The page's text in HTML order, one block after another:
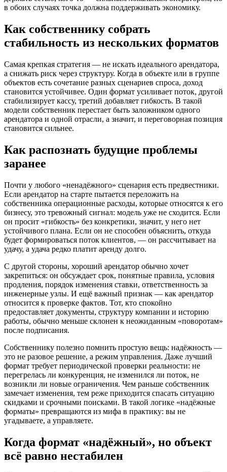
в обоих случаях точка должна поддерживать экономику.
Как собственнику собрать
стабильность из нескольких форматов
Самая крепкая стратегия — не искать идеального арендатора,
а снижать риск через структуру. Когда в объекте или в группе
объектов есть сочетание разных сценариев спроса, доход
становится устойчивее. Один формат усиливает поток, другой
стабилизирует кассу, третий добавляет гибкость. В такой
модели собственник перестает быть заложником одного
арендатора и одной отрасли, а значит, и переговорная позиция
становится сильнее.
Как распознать будущие проблемы
заранее
Почти у любого «ненадёжного» сценария есть предвестники.
Если арендатор на старте пытается переложить на
собственника операционные расходы, которые относятся к его
бизнесу, это тревожный сигнал: модель уже не сходится. Если
он просит «гибкость» без конкретики, значит, у него нет
устойчивого плана. Если он не способен объяснить, откуда
будет формироваться поток клиентов, — он рассчитывает на
удачу, а удача редко платит аренду долго.
С другой стороны, хороший арендатор обычно хочет
закрепиться: он обсуждает срок, понятные правила, условия
продления, порядок изменения ставки, ответственность за
инженерные узлы. И ещё важный признак — как арендатор
относится к проверке фактов. Тот, кто спокойно
предоставляет документы, структуру компании и историю
работы, обычно меньше склонен к неожиданным «поворотам»
после подписания.
Собственнику полезно помнить простую вещь: надёжность —
это не разовое решение, а режим управления. Даже лучший
формат требует периодической проверки реальности: не
перегрелась ли конкуренция, не изменился ли поток, не
возникли ли новые ограничения. Чем раньше собственник
замечает изменения, тем реже приходится спасать ситуацию
скидками и срочными поисками. В такой логике «надёжные
форматы» превращаются из мифа в практику: вы не
угадываете, а управляете.
Когда формат «надёжный», но объект
всё равно нестабилен